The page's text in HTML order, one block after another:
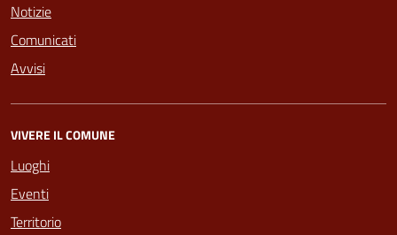
Notizie
Comunicati
Avvisi
VIVERE IL COMUNE
Luoghi
Eventi
Territorio